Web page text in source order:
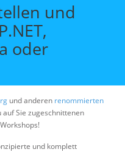
und
oder
und anderen renommierten
auf Sie zugeschnittenen
und komplett